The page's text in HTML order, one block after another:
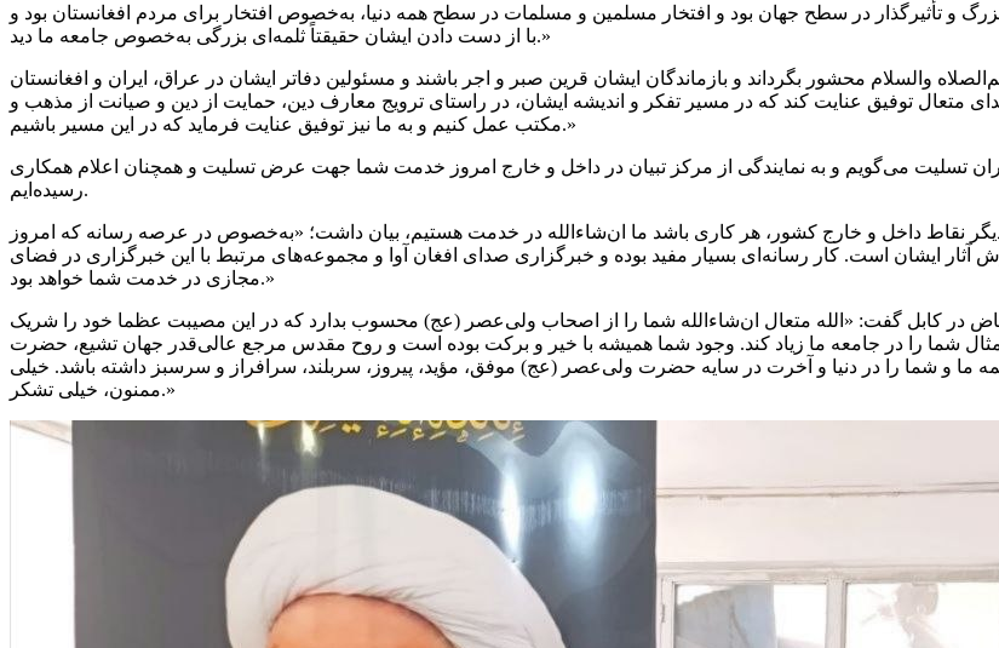
و تأثیرگذار در سطح جهان بود و افتخار مسلمین و مسلمات در سطح همه دنیا، به‌خصوص افتخار برای مردم افغانستان بود و
با از دست دادن ایشان حقیقتاً ثلمه‌ای بزرگی به‌خصوص جامعه ما دید.»
والسلام محشور بگرداند و بازماندگان ایشان قرین صبر و اجر باشند و مسئولین دفاتر ایشان در عراق، ایران و افغانستان
خدای متعال توفیق عنایت کند که در مسیر تفکر و اندیشه ایشان، در راستای ترویج معارف دین، حمایت از دین و صیانت از مذهب و
مکتب عمل کنیم و به ما نیز توفیق عنایت فرماید که در این مسیر باشیم.»
تسلیت می‌گویم و به نمایندگی از مرکز تبیان در داخل و خارج امروز خدمت شما جهت عرض تسلیت و همچنان اعلام همکاری
رسیده‌ایم.
و دیگر نقاط داخل و خارج کشور، هر کاری باشد ما ان‌شاءالله در خدمت هستیم، بیان داشت؛ «به‌خصوص در عرصه رسانه که امروز
ایشان است. کار رسانه‌ای بسیار مفید بوده و خبرگزاری صدای افغان آوا و مجموعه‌های مرتبط با این خبرگزاری در فضای
مجازی در خدمت شما خواهد بود.»
در کابل گفت: «الله متعال ان‌شاءالله شما را از اصحاب ولی‌عصر (عج) محسوب بدارد که در این مصیبت عظما خود را شریک
امثال شما را در جامعه ما زیاد کند. وجود شما همیشه با خیر و برکت بوده است و روح مقدس مرجع عالی‌قدر جهان تشیع، حضرت
و همه ما و شما را در دنیا و آخرت در سایه حضرت ولی‌عصر (عج) موفق، مؤید، پیروز، سربلند، سرافراز و سرسبز داشته باشد. خیلی
ممنون، خیلی تشکر.»